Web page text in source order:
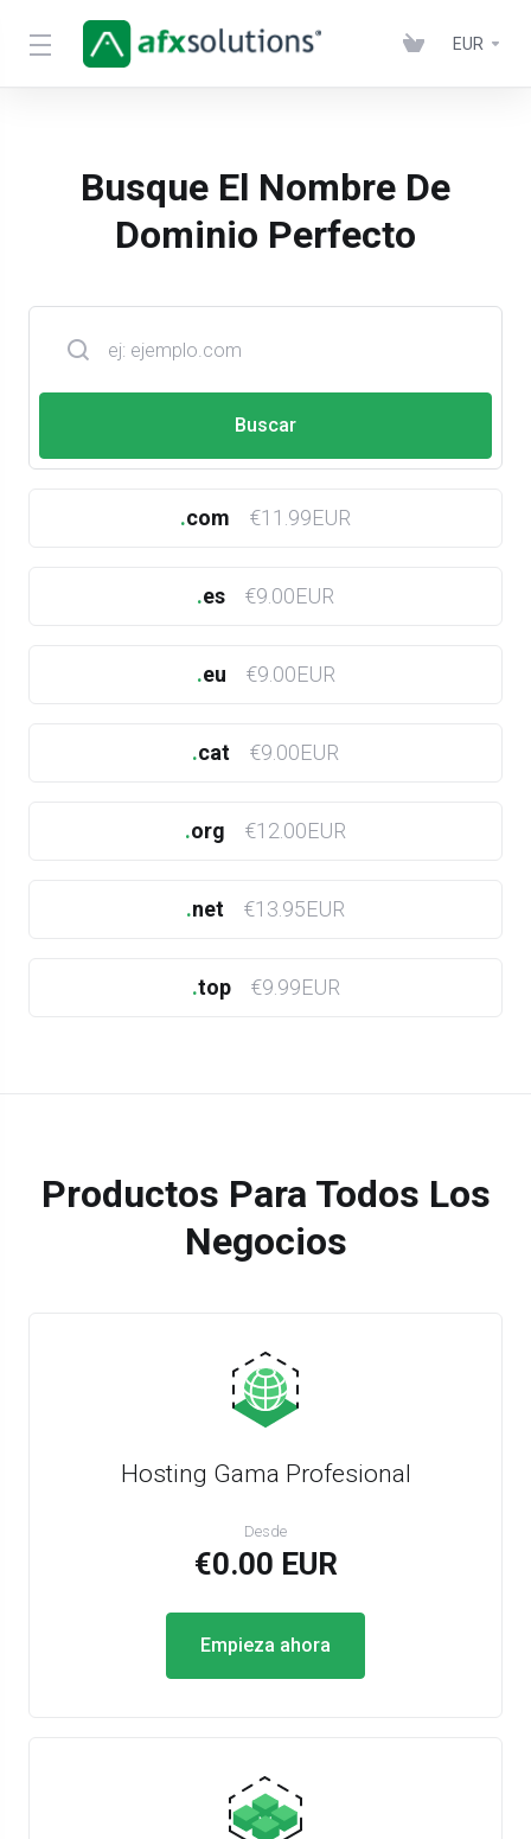
EUR
Busque El Nombre De
Dominio Perfecto
.com €11.99EUR
.es €9.00EUR
.eu €9.00EUR
.cat €9.00EUR
.org €12.00EUR
.net €13.95EUR
.top €9.99EUR
Productos Para Todos Los
Negocios
Hosting Gama Profesional
Desde
€0.00 EUR
Empieza ahora